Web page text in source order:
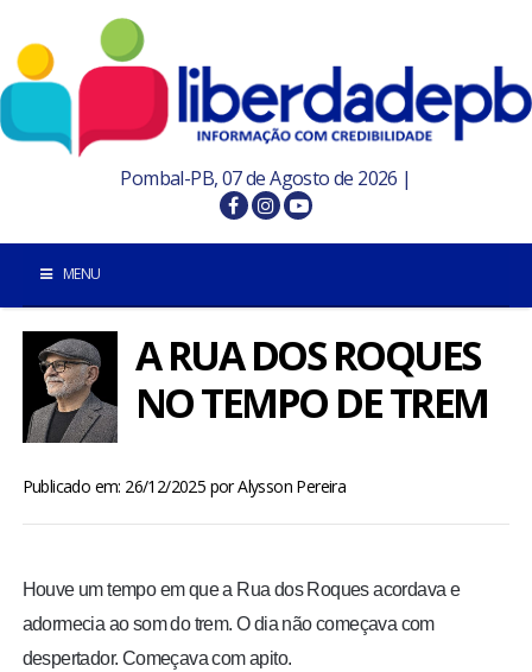
Pombal-PB, 07 de Agosto de 2026 |
MENU
INÍCIO
POMBAL E REGIÃO
PARAÍBA
MUNDO
A RUA DOS ROQUES
NO TEMPO DE TREM
Publicado em: 26/12/2025 porAlysson Pereira
Houve um tempo em que a Rua dos Roques acordava e
adormecia ao som do trem. O dia não começava com
despertador. Começava com apito.